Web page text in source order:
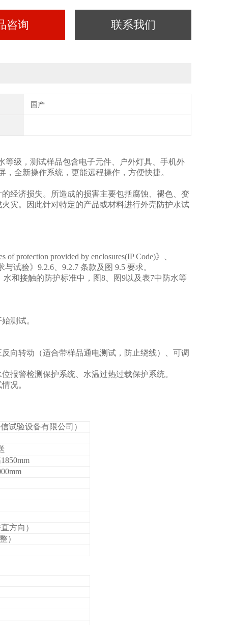
咨询 联系我们
国产
等级，测试样品包含电子元件、户外灯具、手机外
全新操作系统，更能远程操作，方便快捷。
经济损失。所造成的损害主要包括腐蚀、褪色、变
灾。因此针对特定的产品或材料进行外壳防护水试
protection provided by enclosures(IP Code)》、
试验》9.2.6、9.2.7 条款及图 9.5 要求。
和接触的防护标准中，图8、图9以及表7中防水等
测试。
向转动（适合带样品通电测试，防止绕线）、可调
报警检测保护系统、水温过热过载保护系统。
况。
试验设备有限公司）
方向）
）